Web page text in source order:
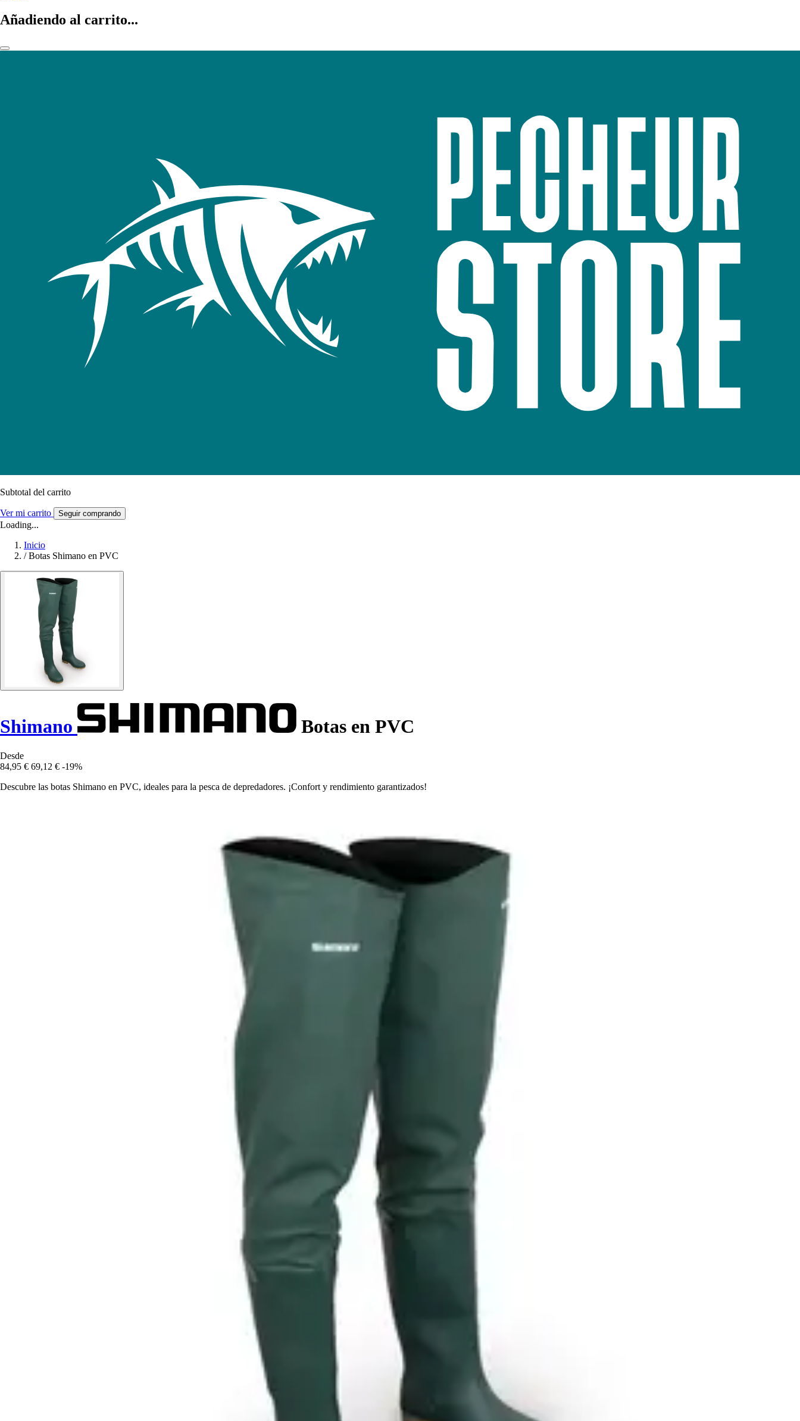
Añadiendo al carrito...
Subtotal del carrito
Ver mi carrito Seguir comprando
Loading...
Inicio
/ Botas Shimano en PVC
Shimano Botas en PVC
Desde
84,95 € 69,12 € -19%
Descubre las botas Shimano en PVC, ideales para la pesca de depredadores. ¡Confort y rendimiento garantizados!